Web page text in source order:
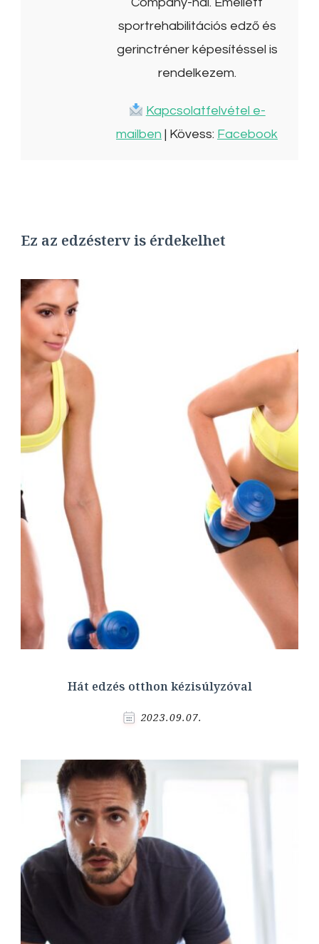
sportrehabilitációs edző és
gerinctréner képesítéssel is
rendelkezem.
Kapcsolatfelvétel e-
mailben | Kövess: Facebook
Ez az edzésterv is érdekelhet
Hát edzés otthon kézisúlyzóval
2023.09.07.